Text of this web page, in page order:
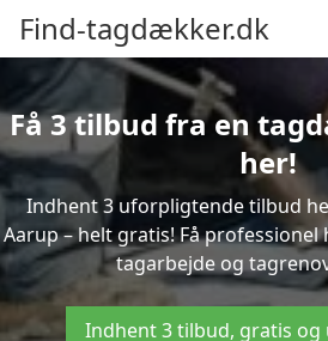
Find-tagdækker.dk
Få 3 tilbud fra en
her!
Indhent 3 uforpligtende tilbud
Aarup – helt gratis! Få
tagarbejde og
Indhent 3 tilbud, gratis